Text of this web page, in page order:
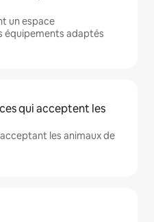
un espace
équipements adaptés
qui acceptent les
les animaux de